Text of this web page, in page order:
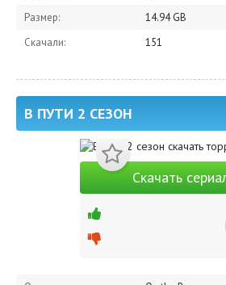
Размер:
14.94 GB
Скачали:
151
В ПУТИ 2 СЕЗОН
Скачать